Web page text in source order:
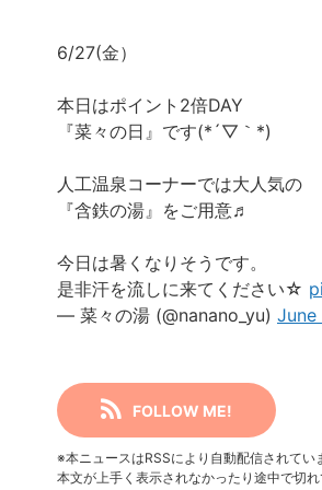
6/27(金）
本日はポイント2倍DAY
『菜々の日』です(*´▽｀*)
人工温泉コーナーでは大人気の
『含鉄の湯』をご用意♬
今日は暑くなりそうです。
是非汗を流しに来てください☆
— 菜々の湯 (@nanano_yu) June
FOLLOW ME!
※本ニュースはRSSにより自動配信されてい
本文が上手く表示されなかったり途中で切